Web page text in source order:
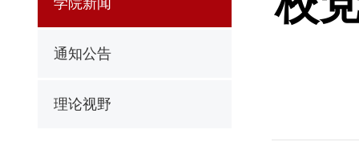
学院新闻
通知公告
理论视野